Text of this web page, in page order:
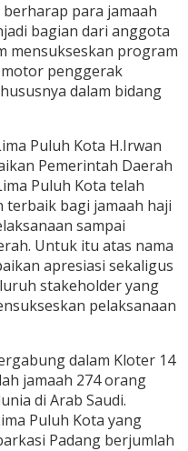
para jamaah
bagian dari anggota
mensukseskan program
penggerak
dalam bidang
Puluh Kota H.Irwan
Pemerintah Daerah
Puluh Kota telah
bagi jamaah haji
sampai
Untuk itu atas nama
apresiasi sekaligus
stakeholder yang
pelaksanaan
dalam Kloter 14
jamaah 274 orang
di Arab Saudi.
Puluh Kota yang
Padang berjumlah